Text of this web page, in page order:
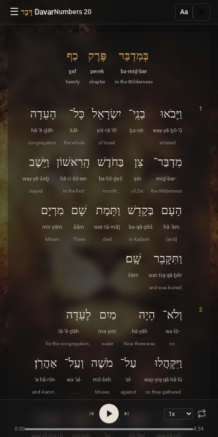
☰ דָּבָר·DavarNumbers 20 Aa
בְּמִדְבַּר
bə·miḏ·bar
in the Wilderness
פֶּרֶק
peɾek
chapter
כַף
χaf
twenty
1 וַיָּבֹאוּ
way·yā·ḇō·’ū
entered
בְנֵֽי־
ḇə·nê-
. . .
יִשְׂרָאֵל
yiś·rā·’êl
of Israel
כָּל־
kāl-
the whole
הָעֵדָה
hā·‘ê·ḏāh
congregation
מִדְבַּר־
miḏ·bar-
the Wilderness
צִן
ṣin
of Zin
בַּחֹדֶשׁ
ba·ḥō·ḏeš
month ,
הָֽרִאשׁוֹן
hā·ri·šō·wn
In the first
וַיֵּשֶׁב
way·yê·šeḇ
stayed
הָעָם
hā·‘ām
[and]
בְּקָדֵשׁ
bə·qā·ḏêš
in Kadesh .
וַתָּמָת
wat·tā·māṯ
died
שָׁם
šām
There
מִרְיָם
mir·yām
Miriam
וַתִּקָּבֵר
wat·tiq·qā·ḇêr
and was buried
שָֽׁם׃
šām
. . . .
2 וְלֹא־
wə·lō-
no
הָיָה
hā·yāh
Now there was
מַיִם
ma·yim
water
לָעֵדָה
lā·‘ê·ḏāh
for the congregation ,
וַיִּקָּהֲלוּ
way·yiq·qā·hă·lū
so they gathered
עַל־
‘al-
against
מֹשֶׁה
mō·šeh
Moses
וְעַֽל־
wə·‘al-
. . .
אַהֲרֹֽן׃
’a·hă·rōn
and Aaron .
3 וַיָּרֶב הָעָם עִם־ מֹשֶׁה
0:00 4:34